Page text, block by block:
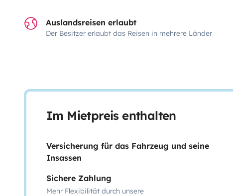
Auslandsreisen erlaubt
Der Besitzer erlaubt das Reisen in mehrere Länder
Im Mietpreis enthalten
Versicherung für das Fahrzeug und seine
Insassen
Sichere Zahlung
Mehr Flexibilität durch unsere